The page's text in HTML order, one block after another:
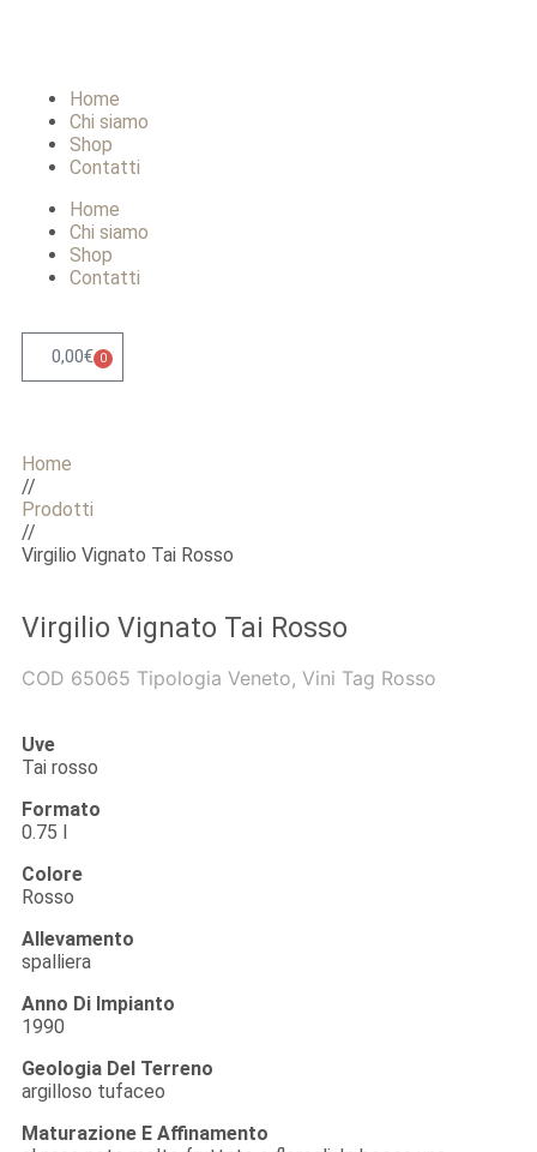
Home
Chi siamo
Shop
Contatti
Home
Chi siamo
Shop
Contatti
0,00€ 0
Home
//
Prodotti
//
Virgilio Vignato Tai Rosso
Virgilio Vignato Tai Rosso
COD 65065 Tipologia Veneto, Vini Tag Rosso
Uve
Tai rosso
Formato
0.75 l
Colore
Rosso
Allevamento
spalliera
Anno Di Impianto
1990
Geologia Del Terreno
argilloso tufaceo
Maturazione E Affinamento